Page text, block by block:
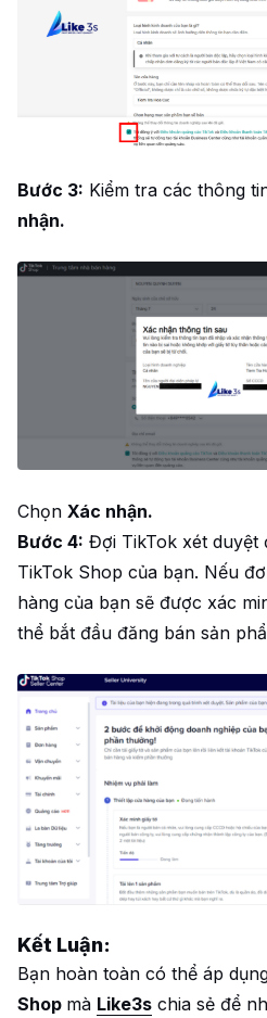
Bước 3: Kiểm tra các thông
nhận.
Chọn Xác nhận.
Bước 4: Đợi TikTok xét duyệt
TikTok Shop của bạn. Nếu
hàng của bạn sẽ được xác
thể bắt đầu đăng bán sản
Kết Luận:
Bạn hoàn toàn có thể áp
Shop mà Like3s chia sẻ để